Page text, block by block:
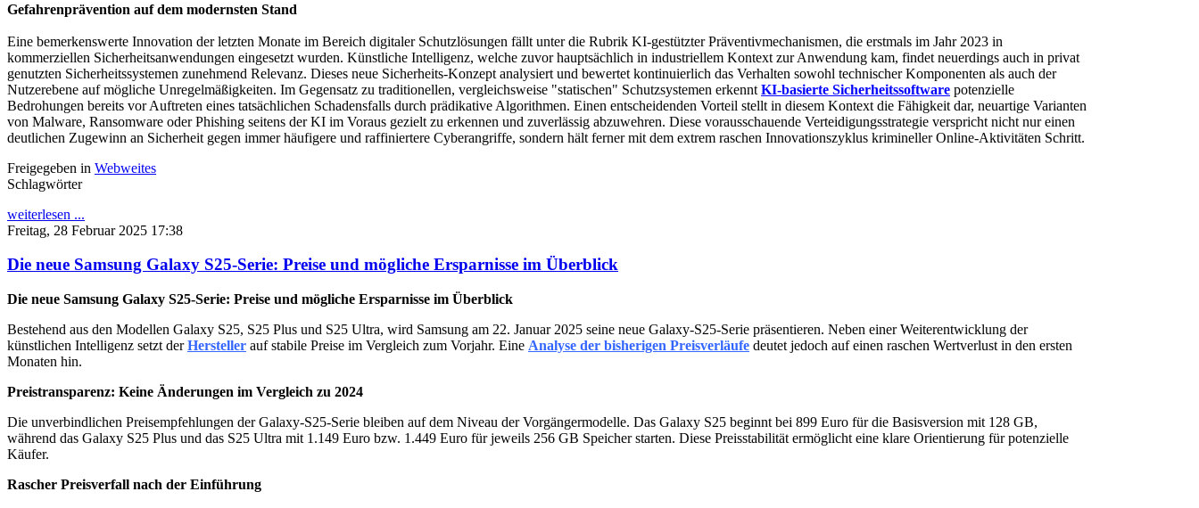
Gefahrenprävention auf dem modernsten Stand
Eine bemerkenswerte Innovation der letzten Monate im Bereich digitaler Schutzlösungen fällt unter die Rubrik KI-gestützter Präventivmechanismen, die erstmals im Jahr 2023 in
kommerziellen Sicherheitsanwendungen eingesetzt wurden. Künstliche Intelligenz, welche zuvor hauptsächlich in industriellem Kontext zur Anwendung kam, findet neuerdings auch in privat
genutzten Sicherheitssystemen zunehmend Relevanz. Dieses neue Sicherheits-Konzept analysiert und bewertet kontinuierlich das Verhalten sowohl technischer Komponenten als auch der
Nutzerebene auf mögliche Unregelmäßigkeiten. Im Gegensatz zu traditionellen, vergleichsweise "statischen" Schutzsystemen erkennt KI-basierte Sicherheitssoftware potenzielle
Bedrohungen bereits vor Auftreten eines tatsächlichen Schadensfalls durch prädikative Algorithmen. Einen entscheidenden Vorteil stellt in diesem Kontext die Fähigkeit dar, neuartige Varianten
von Malware, Ransomware oder Phishing seitens der KI im Voraus gezielt zu erkennen und zuverlässig abzuwehren. Diese vorausschauende Verteidigungsstrategie verspricht nicht nur einen
deutlichen Zugewinn an Sicherheit gegen immer häufigere und raffiniertere Cyberangriffe, sondern hält ferner mit dem extrem raschen Innovationszyklus krimineller Online-Aktivitäten Schritt.
Freigegeben in Webweites
Schlagwörter
weiterlesen ...
Freitag, 28 Februar 2025 17:38
Die neue Samsung Galaxy S25-Serie: Preise und mögliche Ersparnisse im Überblick
Die neue Samsung Galaxy S25-Serie: Preise und mögliche Ersparnisse im Überblick
Bestehend aus den Modellen Galaxy S25, S25 Plus und S25 Ultra, wird Samsung am 22. Januar 2025 seine neue Galaxy-S25-Serie präsentieren. Neben einer Weiterentwicklung der
künstlichen Intelligenz setzt derHersteller auf stabile Preise im Vergleich zum Vorjahr. Eine Analyse der bisherigen Preisverläufe deutet jedoch auf einen raschen Wertverlust in den ersten
Monaten hin.
Preistransparenz: Keine Änderungen im Vergleich zu 2024
Die unverbindlichen Preisempfehlungen der Galaxy-S25-Serie bleiben auf dem Niveau der Vorgängermodelle. Das Galaxy S25 beginnt bei 899 Euro für die Basisversion mit 128 GB,
während das Galaxy S25 Plus und das S25 Ultra mit 1.149 Euro bzw. 1.449 Euro für jeweils 256 GB Speicher starten. Diese Preisstabilität ermöglicht eine klare Orientierung für potenzielle
Käufer.
Rascher Preisverfall nach der Einführung